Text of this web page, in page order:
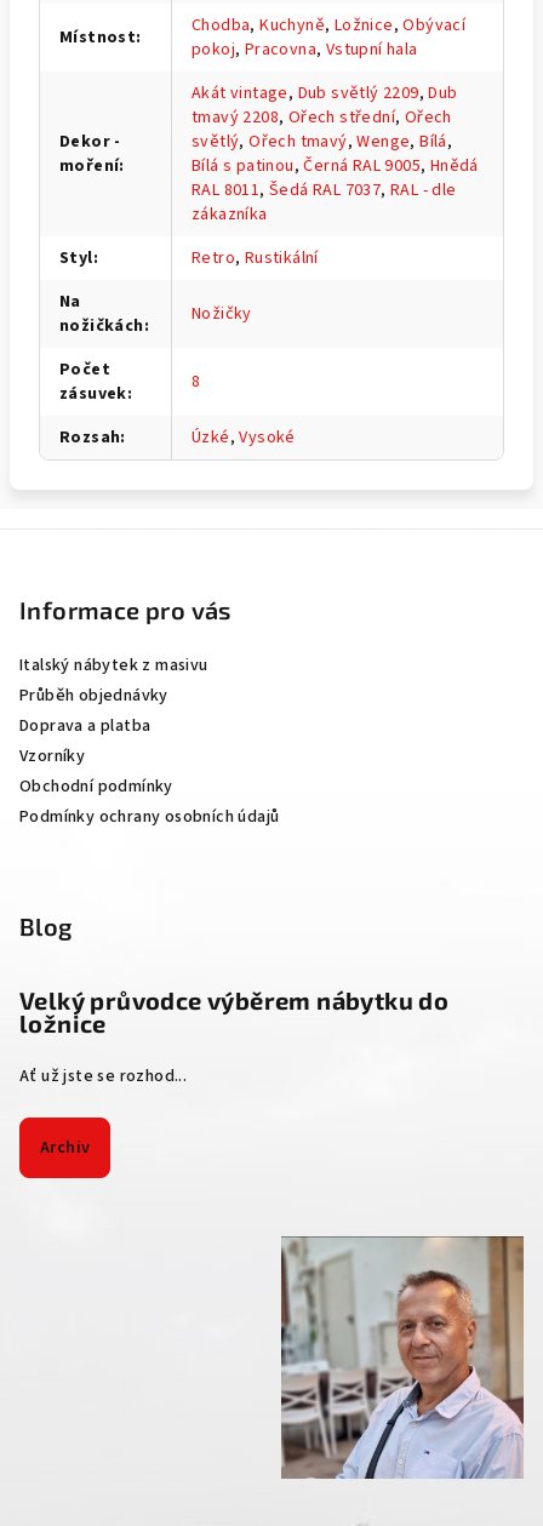
Místnost: Chodba,Kuchyně, Ložnice,Obývací
pokoj, Pracovna, Vstupní hala
Dekor -
moření:
Akát vintage, Dub světlý 2209,Dub
tmavý 2208, Ořech střední, Ořech
světlý,Ořech tmavý,Wenge,Bílá,
Bílá s patinou,Černá RAL 9005, Hnědá
RAL 8011,Šedá RAL 7037,RAL - dle
zákazníka
Styl: Retro, Rustikální
Na
nožičkách: Nožičky
Počet
zásuvek: 8
Rozsah: Úzké,Vysoké
Informace pro vás
Italský nábytek z masivu
Průběh objednávky
Doprava a platba
Vzorníky
Obchodní podmínky
Podmínky ochrany osobních údajů
Blog
Velký průvodce výběrem nábytku do
ložnice
Ať už jste se rozhod...
Archiv